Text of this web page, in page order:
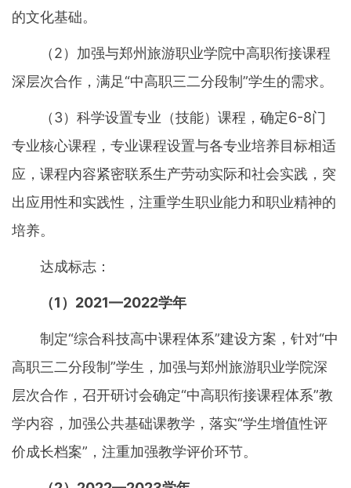
的文化基础。
（2）加强与郑州旅游职业学院中高职衔接课程
深层次合作，满足“中高职三二分段制”学生的需求。
（3）科学设置专业（技能）课程，确定6-8门
专业核心课程，专业课程设置与各专业培养目标相适
应，课程内容紧密联系生产劳动实际和社会实践，突
出应用性和实践性，注重学生职业能力和职业精神的
培养。
达成标志：
（1）2021—2022学年
制定“综合科技高中课程体系”建设方案，针对“中
高职三二分段制”学生，加强与郑州旅游职业学院深
层次合作，召开研讨会确定“中高职衔接课程体系”教
学内容，加强公共基础课教学，落实“学生增值性评
价成长档案”，注重加强教学评价环节。